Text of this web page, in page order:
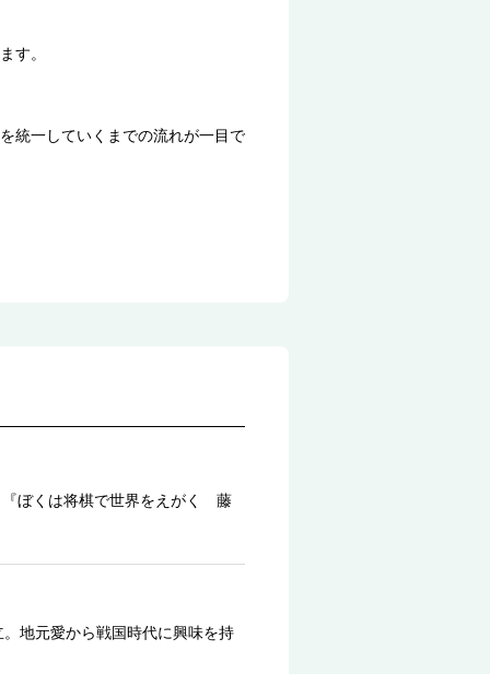
す。
統一していくまでの流れが一目で
『ぼくは将棋で世界をえがく 藤
地元愛から戦国時代に興味を持